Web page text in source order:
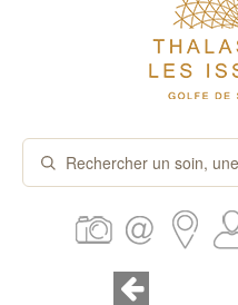
SOINS À LA CARTE
ABONNEMENTS
PROMOS